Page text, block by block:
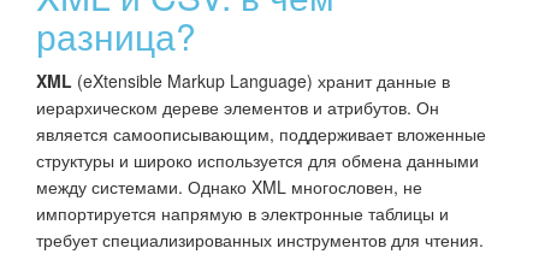
разница?
XML (eXtensible Markup Language) хранит данные в
иерархическом дереве элементов и атрибутов. Он
является самоописывающим, поддерживает вложенные
структуры и широко используется для обмена данными
между системами. Однако XML многословен, не
импортируется напрямую в электронные таблицы и
требует специализированных инструментов для чтения.